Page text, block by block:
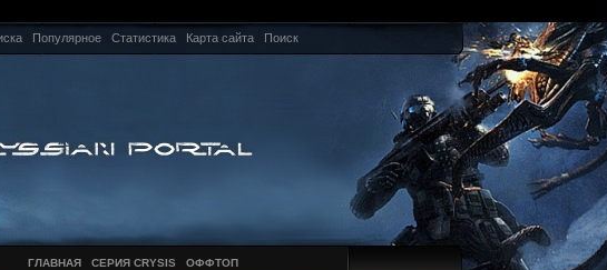
Популярное Статистика Карта сайта Поиск
ГЛАВНАЯ СЕРИЯ CRYSIS ОФФТОП